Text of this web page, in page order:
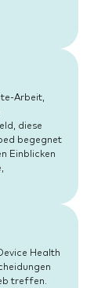
Arbeit,
diese
begegnet
Einblicken
Health
treffen.